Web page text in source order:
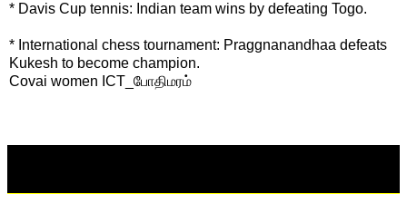
* Davis Cup tennis: Indian team wins by defeating Togo.
* International chess tournament: Praggnanandhaa defeats
Kukesh to become champion.
Covai women ICT_போதிமரம்